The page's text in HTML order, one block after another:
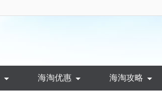
海淘优惠 海淘攻略